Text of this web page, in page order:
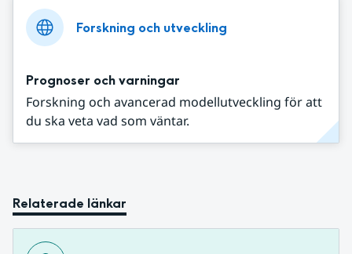
Forskning och utveckling
Prognoser och varningar
Forskning och avancerad modellutveckling för att
du ska veta vad som väntar.
Relaterade länkar